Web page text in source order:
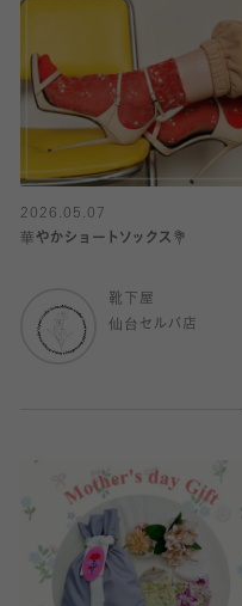
2026.05.07
華やかショートソックス💐
靴下屋
仙台セルバ店